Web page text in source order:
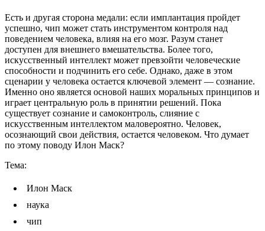
Есть и другая сторона медали: если имплантация пройдет
успешно, чип может стать инструментом контроля над
поведением человека, влияя на его мозг. Разум станет
доступен для внешнего вмешательства. Более того,
искусственный интеллект может превзойти человеческие
способности и подчинить его себе. Однако, даже в этом
сценарии у человека остается ключевой элемент — сознание.
Именно оно является основой наших моральных принципов и
играет центральную роль в принятии решений. Пока
существует сознание и самоконтроль, слияние с
искусственным интеллектом маловероятно. Человек,
осознающий свои действия, остается человеком. Что думает
по этому поводу Илон Маск?
Тема:
Илон Маск
наука
чип